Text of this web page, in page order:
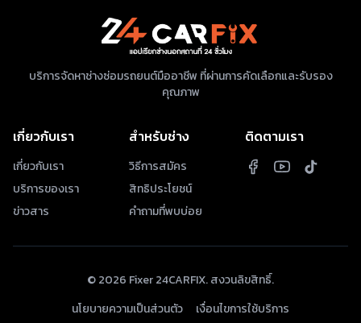
บริการจัดหาช่างซ่อมรถยนต์มืออาชีพ ที่ผ่านการคัดเลือกและรับรอง
คุณภาพ
เกี่ยวกับเรา
เกี่ยวกับเรา
บริการของเรา
ข่าวสาร
สำหรับช่าง
วิธีการสมัคร
สิทธิประโยชน์
คำถามที่พบบ่อย
ติดตามเรา
©2026 Fixer 24CARFIX. สงวนลิขสิทธิ์.
นโยบายความเป็นส่วนตัว
เงื่อนไขการใช้บริการ